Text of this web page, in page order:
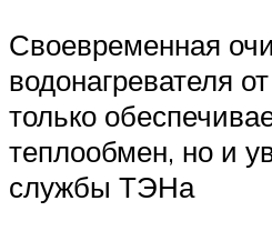
Своевременная
водонагревателя
только
теплообмен, но и
службы ТЭНа